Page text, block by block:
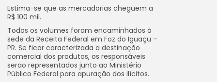
Estima-se que as mercadorias cheguem a
R$ 100 mil.
Todos os volumes foram encaminhados à
sede da Receita Federal em Foz do Iguaçu –
PR. Se ficar caracterizada a destinação
comercial dos produtos, os responsáveis
serão representados junto ao Ministério
Público Federal para apuração dos ilícitos.